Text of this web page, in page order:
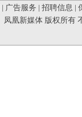
| 广告服务 | 招聘信息 |
凤凰新媒体 版权所有